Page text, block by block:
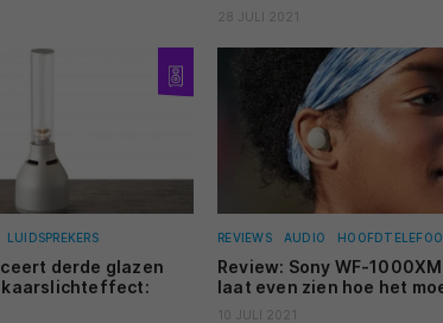
28 JULI 2021
LUIDSPREKERS
derde glazen
kaarslichteffect:
REVIEWS AUDIO
Review: Sony WF-
laat even zien hoe het
10 JULI 2021